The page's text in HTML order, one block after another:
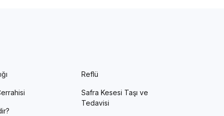
Reflü
Safra Kesesi Taşı ve
Tedavisi